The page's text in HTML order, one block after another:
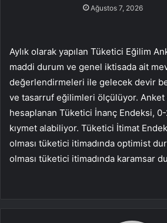
Ağustos 7, 2026
Aylık olarak yapılan Tüketici Eğilim
maddi durum ve genel iktisada ait
değerlendirmeleri ile gelecek devir
ve tasarruf eğilimleri ölçülüyor. Anket
hesaplanan Tüketici İnanç Endeksi, 0-
kıymet alabiliyor. Tüketici İtimat
olması tüketici itimadında optimist
olması tüketici itimadında karamsar